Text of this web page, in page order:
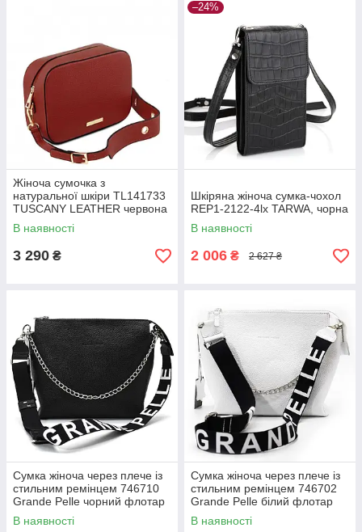
Жіноча сумочка з
натуральної шкіри TL141733
TUSCANY LEATHER червона
В наявності
3 290 ₴
–24%
Шкіряна жіноча сумка-чохол
REP1-2122-4lx TARWA, чорна
В наявності
2 006 ₴ 2 627 ₴
Сумка жіноча через плече із
стильним ремінцем 746710
Grande Pelle чорний флотар
В наявності
Сумка жіноча через плече із
стильним ремінцем 746702
Grande Pelle білий флотар
В наявності